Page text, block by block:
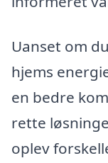
Uanset om
hjems
en bedre
rette
oplev